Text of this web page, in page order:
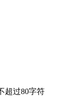
超过80字符